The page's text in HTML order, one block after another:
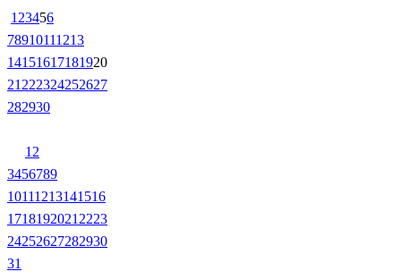
1 23456
78910111213
14151617181920
21 222324252627
282930
1 2
3456789
10111213141516
1718192021 2223
24252627282930
31